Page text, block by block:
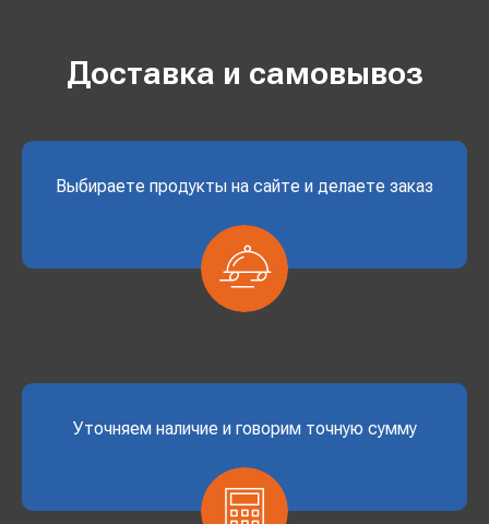
Доставка и самовывоз
Выбираете продукты на сайте и делаете заказ
Уточняем наличие и говорим точную сумму